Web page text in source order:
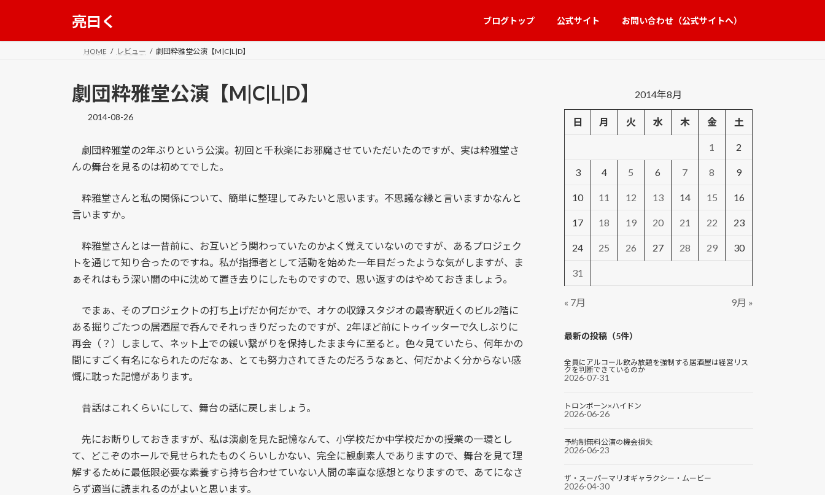
亮曰く ブログトップ 公式サイト お問い合わせ（公式サイトへ）
HOME レビュー 劇団粋雅堂公演【M|C|L|D】
劇団粋雅堂公演【M|C|L|D】
2014-08-26
劇団粋雅堂の2年ぶりという公演。初回と千秋楽にお邪魔させていただいたのですが、実は粋雅堂さ
んの舞台を見るのは初めてでした。
粋雅堂さんと私の関係について、簡単に整理してみたいと思います。不思議な縁と言いますかなんと
言いますか。
粋雅堂さんとは一昔前に、お互いどう関わっていたのかよく覚えていないのですが、あるプロジェク
トを通じて知り合ったのですね。私が指揮者として活動を始めた一年目だったような気がしますが、ま
ぁそれはもう深い闇の中に沈めて置き去りにしたものですので、思い返すのはやめておきましょう。
でまぁ、そのプロジェクトの打ち上げだか何だかで、オケの収録スタジオの最寄駅近くのビル2階に
ある掘りごたつの居酒屋で呑んでそれっきりだったのですが、2年ほど前にトゥイッターで久しぶりに
再会（？）しまして、ネット上での緩い繋がりを保持したまま今に至ると。色々見ていたら、何年かの
間にすごく有名になられたのだなぁ、とても努力されてきたのだろうなぁと、何だかよく分からない感
慨に耽った記憶があります。
昔話はこれくらいにして、舞台の話に戻しましょう。
先にお断りしておきますが、私は演劇を見た記憶なんて、小学校だか中学校だかの授業の一環とし
て、どこぞのホールで見せられたものくらいしかない、完全に観劇素人でありますので、舞台を見て理
解するために最低限必要な素養すら持ち合わせていない人間の率直な感想となりますので、あてになさ
らず適当に読まれるのがよいと思います。
2014年8月
日 月 火 水 木 金 土
1 2
3 4 5 6 7 8 9
10 11 12 13 14 15 16
17 18 19 20 21 22 23
24 25 26 27 28 29 30
31
« 7月 9月 »
最新の投稿（5件）
全員にアルコール飲み放題を強制する居酒屋は経営リス
クを判断できているのか
2026-07-31
トロンボーン×ハイドン
2026-06-26
予約制無料公演の機会損失
2026-06-23
ザ・スーパーマリオギャラクシー・ムービー
2026-04-30